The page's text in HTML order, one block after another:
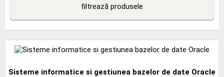
filtrează produsele
Sisteme informatice si gestiunea bazelor de date Oracle